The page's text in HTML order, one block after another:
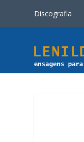
Discografia